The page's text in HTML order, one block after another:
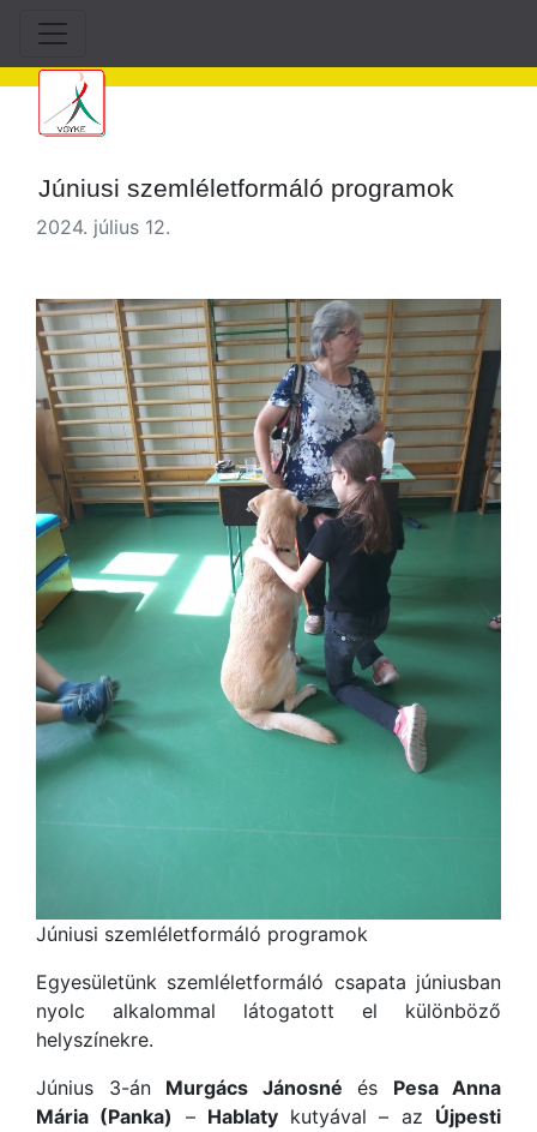
Júniusi szemléletformáló programok
2024. július 12.
Júniusi szemléletformáló programok
Egyesületünk szemléletformáló csapata júniusban
nyolc alkalommal látogatott el különböző
helyszínekre.
Június 3-án Murgács Jánosné és Pesa Anna
Mária (Panka)
– Hablatykutyával – az Újpesti